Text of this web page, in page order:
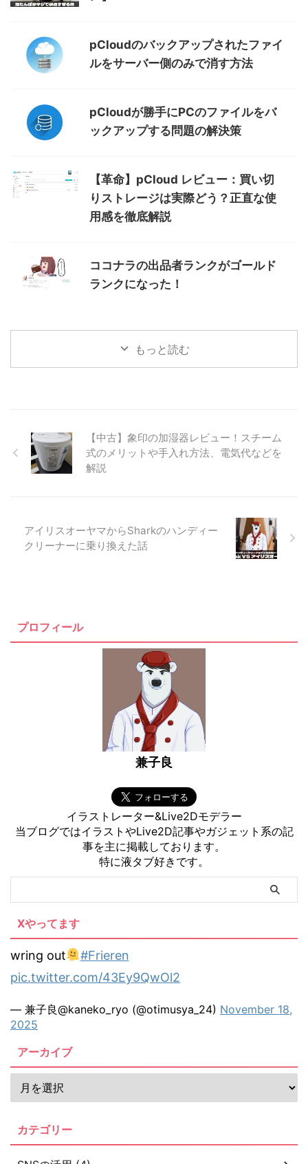
pCloudのバックアップされたファイ
ルをサーバー側のみで消す方法
pCloudが勝手にPCのファイルをバ
ックアップする問題の解決策
【革命】pCloud レビュー：買い切
りストレージは実際どう？正直な使
用感を徹底解説
ココナラの出品者ランクがゴールド
ランクになった！
もっと読む
【中古】象印の加湿器レビュー！スチーム
式のメリットや手入れ方法、電気代などを
解説
アイリスオーヤマからSharkのハンディー
クリーナーに乗り換えた話
プロフィール
兼子良
イラストレーター&Live2Dモデラー
当ブログではイラストやLive2D記事やガジェット系の記
事を主に掲載しております。
特に液タブ好きです。
Xやってます
wring out
#Frieren
pic.twitter.com/43Ey9QwOl2
— 兼子良@kaneko_ryo (@otimusya_24) November 18,
2025
アーカイブ
カテゴリー